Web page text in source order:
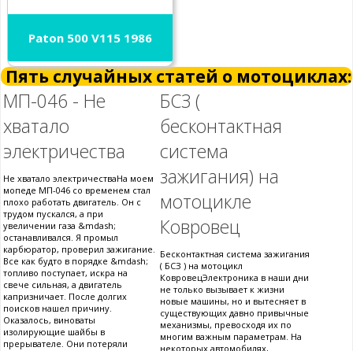
Paton 500 V115 1986
Пять случайных статей о мотоциклах:
МП-046 - Не
хватало
электричества
Не хватало электричестваНа моем
мопеде МП-046 со временем стал
плохо работать двигатель. Он с
трудом пускался, а при
увеличении газа &mdash;
останавливался. Я промыл
карбюратор, проверил зажигание.
Все как будто в порядке &mdash;
топливо поступает, искра на
свече сильная, а двигатель
капризничает. После долгих
поисков нашел причину.
Оказалось, виноваты
изолирующие шайбы в
прерывателе. Они потеряли
БСЗ (
бесконтактная
система
зажигания) на
мотоцикле
Ковровец
Бесконтактная система зажигания
( БСЗ ) на мотоцикл
КовровецЭлектроника в наши дни
не только вызывает к жизни
новые машины, но и вытесняет в
существующих давно привычные
механизмы, превосходя их по
многим важным параметрам. На
некоторых автомобилях,